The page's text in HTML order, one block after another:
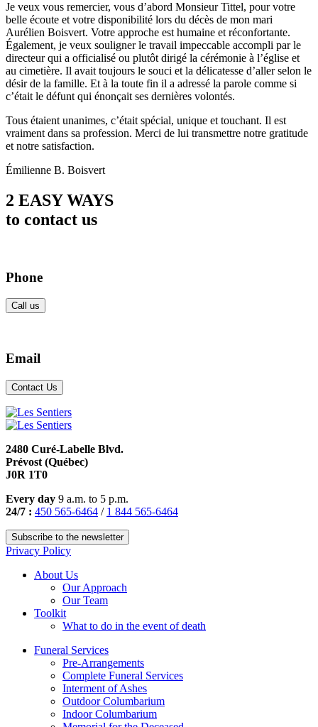
Je veux vous remercier, vous d’abord Monsieur Tittel, pour votre
belle écoute et votre disponibilité lors du décès de mon mari
Aurélien Boisvert. Votre approche est humaine et réconfortante.
Également, je veux souligner le travail impeccable accompli par le
directeur qui a officialisé ou plutôt dirigé la cérémonie à l’église et
au cimetière. Il avait toujours le souci et la délicatesse d’aller selon le
désir de la famille. Et à la toute fin il a adressé la parole comme si
c’était le défunt qui énonçait ses dernières volontés.
Tous étaient unanimes, c’était spécial, unique et touchant. Il est
vraiment dans sa profession. Merci de lui transmettre notre gratitude
et notre satisfaction.
Émilienne B. Boisvert
2 EASY WAYS
to contact us
Phone
Call us
Email
Contact Us
2480 Curé-Labelle Blvd.
Prévost (Québec)
J0R 1T0
Every day 9 a.m. to 5 p.m.
24/7 : 450 565-6464 / 1 844 565-6464
Subscribe to the newsletter
Privacy Policy
About Us
Our Approach
Our Team
Toolkit
What to do in the event of death
Funeral Services
Pre-Arrangements
Complete Funeral Services
Interment of Ashes
Outdoor Columbarium
Indoor Columbarium